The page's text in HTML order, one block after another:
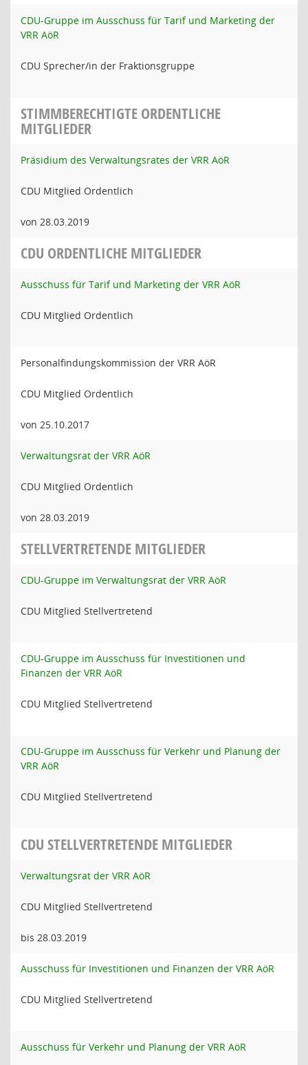
CDU-Gruppe im Ausschuss für Tarif und Marketing der
VRR AöR
CDU Sprecher/in der Fraktionsgruppe
STIMMBERECHTIGTE ORDENTLICHE
MITGLIEDER
Präsidium des Verwaltungsrates der VRR AöR
CDU Mitglied Ordentlich
von 28.03.2019
CDU ORDENTLICHE MITGLIEDER
Ausschuss für Tarif und Marketing der VRR AöR
CDU Mitglied Ordentlich
Personalfindungskommission der VRR AöR
CDU Mitglied Ordentlich
von 25.10.2017
Verwaltungsrat der VRR AöR
CDU Mitglied Ordentlich
von 28.03.2019
STELLVERTRETENDE MITGLIEDER
CDU-Gruppe im Verwaltungsrat der VRR AöR
CDU Mitglied Stellvertretend
CDU-Gruppe im Ausschuss für Investitionen und
Finanzen der VRR AöR
CDU Mitglied Stellvertretend
CDU-Gruppe im Ausschuss für Verkehr und Planung der
VRR AöR
CDU Mitglied Stellvertretend
CDU STELLVERTRETENDE MITGLIEDER
Verwaltungsrat der VRR AöR
CDU Mitglied Stellvertretend
bis 28.03.2019
Ausschuss für Investitionen und Finanzen der VRR AöR
CDU Mitglied Stellvertretend
Ausschuss für Verkehr und Planung der VRR AöR